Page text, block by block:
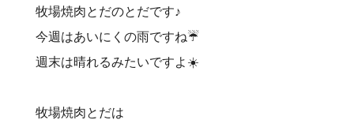
牧場焼肉とだのとだです♪
今週はあいにくの雨ですね☔️
週末は晴れるみたいですよ☀️
牧場焼肉とだは